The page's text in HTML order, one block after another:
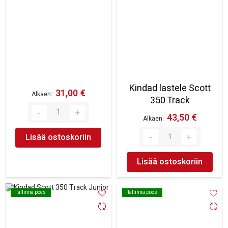
Alkaen 31,00 €
Lisää ostoskoriin
Kindad lastele Scott
350 Track
Alkaen 43,50 €
Lisää ostoskoriin
Tallinna poes
Tallinna poes Tallinna poes
Tallinna poes